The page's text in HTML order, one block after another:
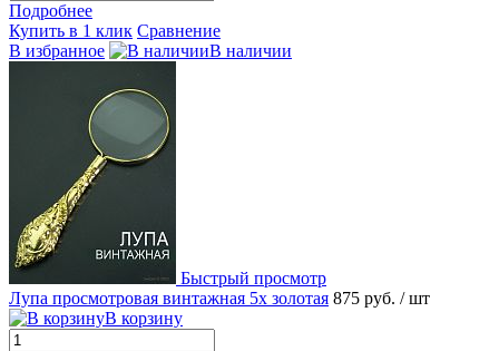
Подробнее
Купить в 1 клик Сравнение
В избранное
В наличии
Быстрый просмотр
Лупа просмотровая винтажная 5x золотая 875 руб. / шт
В корзину